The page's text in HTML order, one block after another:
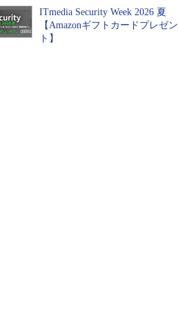
ITmedia Security Week 2026 夏
【Amazonギフトカードプレゼン
ト】